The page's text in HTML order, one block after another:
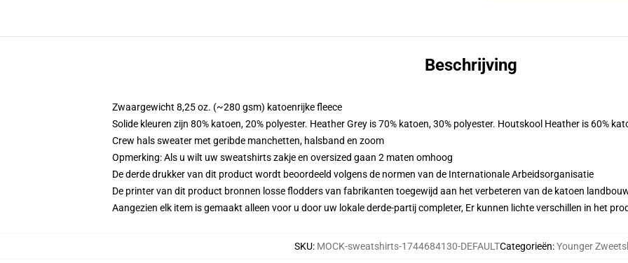
Beschrijving
Zwaargewicht 8,25 oz. (~280 gsm) katoenrijke fleece
Solide kleuren zijn 80% katoen, 20% polyester. Heather Grey is 70% katoen, 30% polyester. Houtskool Heather is 60%
Crew hals sweater met geribde manchetten, halsband en zoom
Opmerking: Als u wilt uw sweatshirts zakje en oversized gaan 2 maten omhoog
De derde drukker van dit product wordt beoordeeld volgens de normen van de Internationale Arbeidsorganisatie
De printer van dit product bronnen losse flodders van fabrikanten toegewijd aan het verbeteren van de katoen
Aangezien elk item is gemaakt alleen voor u door uw lokale derde-partij completer, Er kunnen lichte verschillen in het
SKU: MOCK-sweatshirts-1744684130-DEFAULTCategorieën:Younger